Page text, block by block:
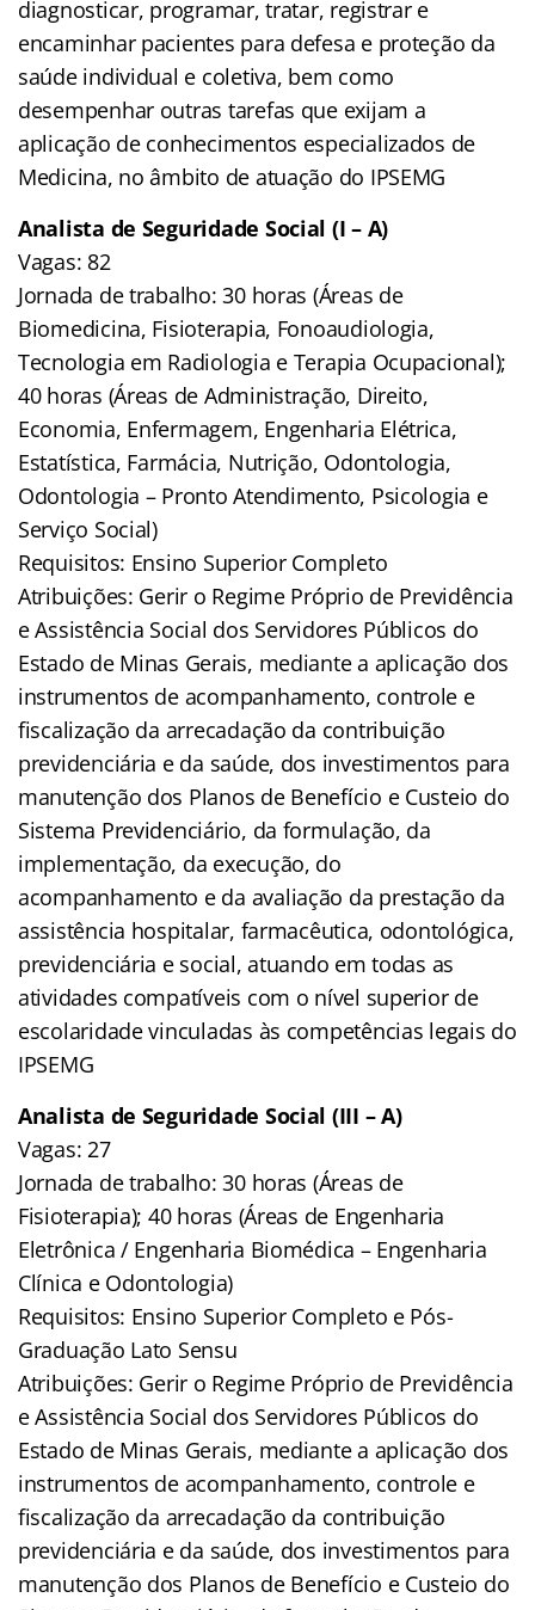
diagnosticar, programar, tratar, registrar e
encaminhar pacientes para defesa e proteção da
saúde individual e coletiva, bem como
desempenhar outras tarefas que exijam a
aplicação de conhecimentos especializados de
Medicina, no âmbito de atuação do IPSEMG
Analista de Seguridade Social (I – A)
Vagas: 82
Jornada de trabalho: 30 horas (Áreas de
Biomedicina, Fisioterapia, Fonoaudiologia,
Tecnologia em Radiologia e Terapia Ocupacional);
40 horas (Áreas de Administração, Direito,
Economia, Enfermagem, Engenharia Elétrica,
Estatística, Farmácia, Nutrição, Odontologia,
Odontologia – Pronto Atendimento, Psicologia e
Serviço Social)
Requisitos: Ensino Superior Completo
Atribuições: Gerir o Regime Próprio de Previdência
e Assistência Social dos Servidores Públicos do
Estado de Minas Gerais, mediante a aplicação dos
instrumentos de acompanhamento, controle e
fiscalização da arrecadação da contribuição
previdenciária e da saúde, dos investimentos para
manutenção dos Planos de Benefício e Custeio do
Sistema Previdenciário, da formulação, da
implementação, da execução, do
acompanhamento e da avaliação da prestação da
assistência hospitalar, farmacêutica, odontológica,
previdenciária e social, atuando em todas as
atividades compatíveis com o nível superior de
escolaridade vinculadas às competências legais do
IPSEMG
Analista de Seguridade Social (III – A)
Vagas: 27
Jornada de trabalho: 30 horas (Áreas de
Fisioterapia); 40 horas (Áreas de Engenharia
Eletrônica / Engenharia Biomédica – Engenharia
Clínica e Odontologia)
Requisitos: Ensino Superior Completo e Pós-
Graduação Lato Sensu
Atribuições: Gerir o Regime Próprio de Previdência
e Assistência Social dos Servidores Públicos do
Estado de Minas Gerais, mediante a aplicação dos
instrumentos de acompanhamento, controle e
fiscalização da arrecadação da contribuição
previdenciária e da saúde, dos investimentos para
manutenção dos Planos de Benefício e Custeio do